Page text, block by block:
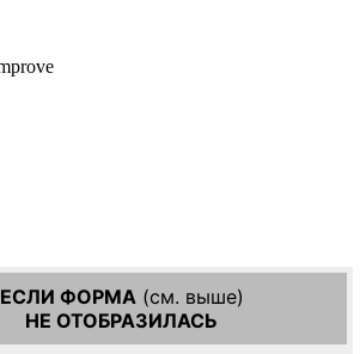
ЕСЛИ ФОРМА (см. выше)
НЕ ОТОБРАЗИЛАСЬ